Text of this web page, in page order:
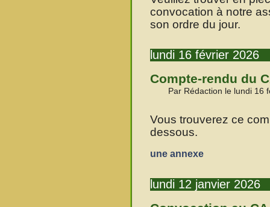
convocation à notre
son ordre du jour.
lundi 16 février 2026
Compte-rendu du
Par Rédaction le lundi 16
Vous trouverez ce
dessous.
une annexe
lundi 12 janvier 2026